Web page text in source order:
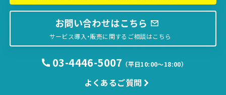
お問い合わせはこちら
サービス導入・販売に関するご相談はこちら
03-4446-5007 （平日10:00〜18:00）
よくあるご質問